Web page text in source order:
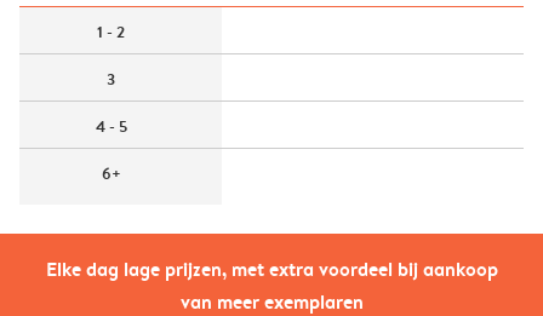
Elke dag lage prijzen, met extra voordeel bij aankoop
van meer exemplaren
1 - 2
3
4 - 5
6+